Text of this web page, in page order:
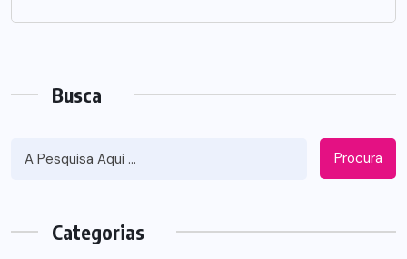
Busca
Procura
Categorias